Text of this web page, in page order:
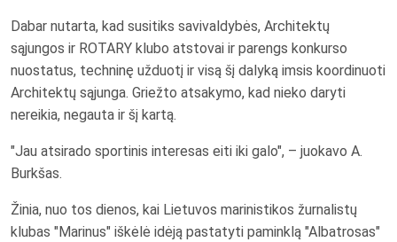
Dabar nutarta, kad susitiks savivaldybės, Architektų
sąjungos ir ROTARY klubo atstovai ir parengs konkurso
nuostatus, techninę užduotį ir visą šį dalyką imsis koordinuoti
Architektų sąjunga. Griežto atsakymo, kad nieko daryti
nereikia, negauta ir šį kartą.
"Jau atsirado sportinis interesas eiti iki galo", – juokavo A.
Burkšas.
Žinia, nuo tos dienos, kai Lietuvos marinistikos žurnalistų
klubas "Marinus" iškėlė idėją pastatyti paminklą "Albatrosas"